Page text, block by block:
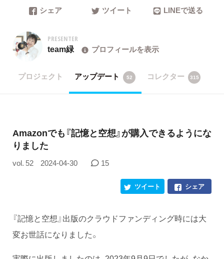
シェア ツイート LINEで送る
PRESENTER
team緑 プロフィールを表示
プロジェクト アップデート 52 コレクター 315
Amazonでも『記憶と空想』が購入できるようにな
りました
vol. 52 2024-04-30 15
シェア
ツイート
『記憶と空想』出版のクラウドファンディング時には大
変お世話になりました。